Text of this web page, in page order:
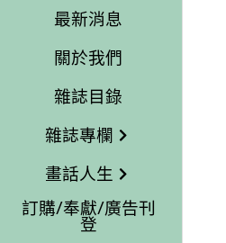
最新消息
關於我們
雜誌目錄
雜誌專欄
畫話人生
訂購/奉獻/廣告刊
登